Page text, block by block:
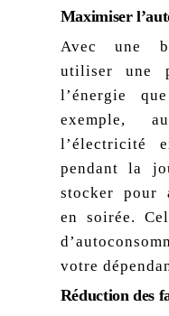
Maximiser
Avec une
utiliser une
l’énergie
exemple,
l’électricité
pendant la
stocker pour
en soirée.
votre
Réduction des